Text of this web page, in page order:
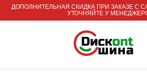
ДОПОЛНИТЕЛЬНАЯ СКИДКА ПРИ ЗАКАЗЕ С
УТОЧНЯЙТЕ У